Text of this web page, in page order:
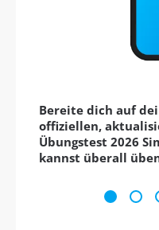
Bereite dich auf
offiziellen,
Übungstest 2026
kannst überall